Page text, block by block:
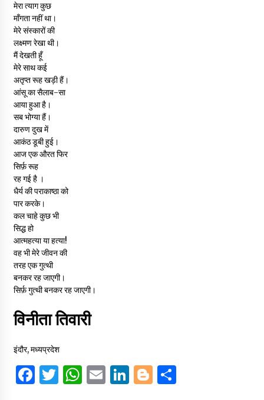
मेरा त्याग कुछ
माँगता नहीं था।
मेरे संस्कारों की
लक्ष्मण रेखा थी।
मैं देखती हूँ
मेरे साथ कई
अतृप्त रूह खड़ी हैं।
आंसू का सैलाब-सा
आया हुआ है।
सब भोग्या हैं।
दारुण दुख में
आकंठ डूबी हुई।
आज एक औरत फिर
सिर्फ़ रूह
रह गई है ।
धैर्य की पराकाष्ठा को
पार करके।
कल चाहे कुछ भी
सिद्ध हो
आत्महत्या या हत्या!
वह भी मेरे जीवन की
तरह एक गुत्थी
बनकर रह जाएगी।
सिर्फ़ गुत्थी बनकर रह जाएगी।
विनीता तिवारी
इंदौर, मध्यप्रदेश
F T W E Li B S